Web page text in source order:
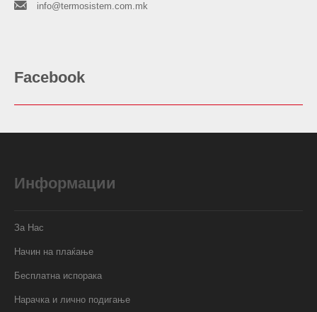
info@termosistem.com.mk
Facebook
Информации
За Нас
Начин на плаќање
Бесплатна испорака
Нарачка и лично подигање